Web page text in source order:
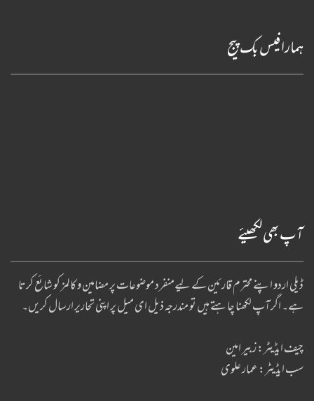
ہمارا فیس بک پیج
آپ بھی لکھیئے
ڈیلی اردو اپنے محترم قارئین کے لیےمنفرد موضوعات پر مضامین و کالمز کو شائع کرتا
ہے۔ اگر آپ لکھنا چا ہتے ہیں تو مندرجہ ذیل ای میل پر اپنی تحاریر ارسال کریں۔
چیف ایڈیٹر: زبیر امین
سب ایڈیٹر: عمار علوی